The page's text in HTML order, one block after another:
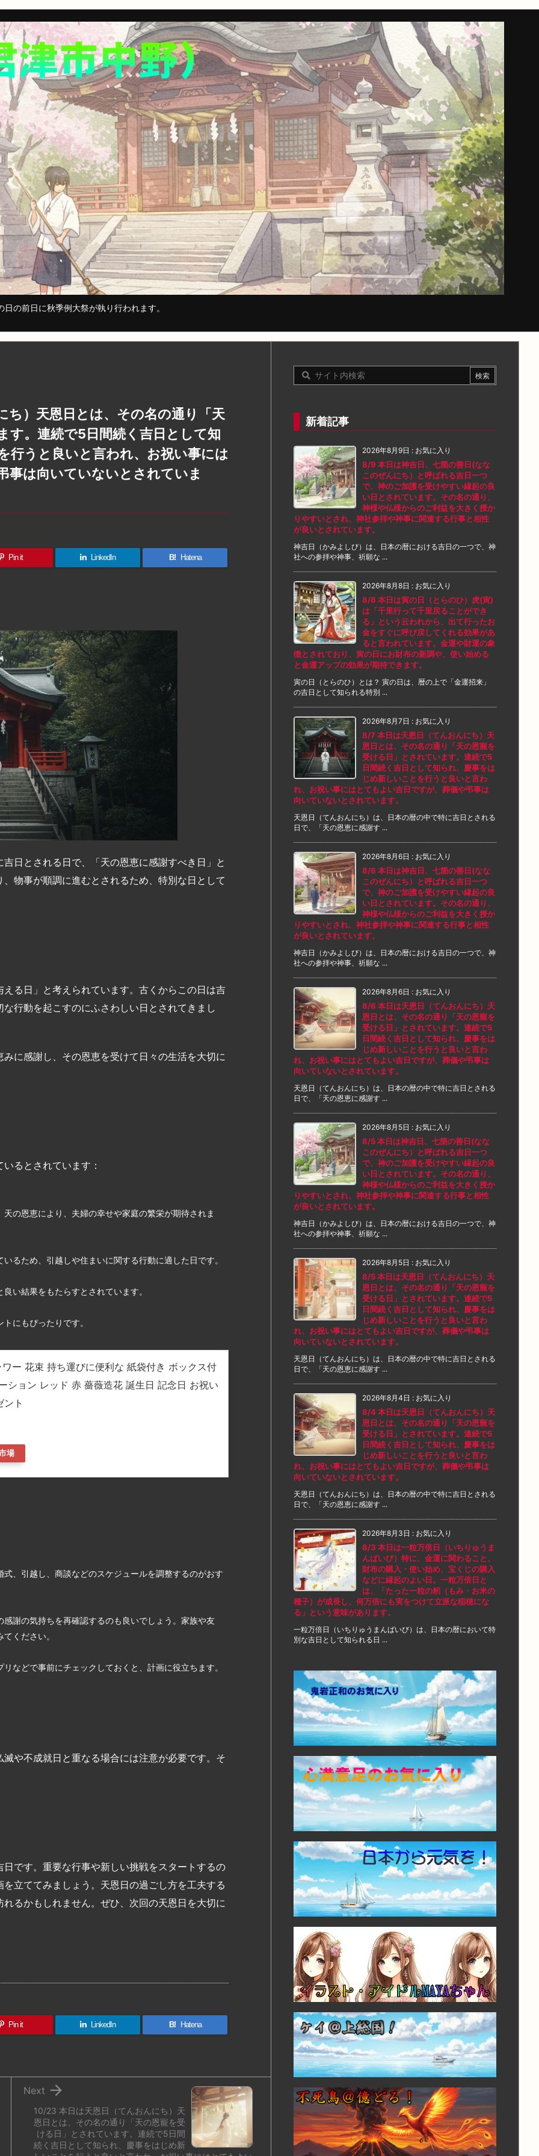
の前日に秋季例大祭が執り行われます。
）天恩日とは、その名の通り「天
す。連続で5日間続く吉日として知
行うと良いと言われ、お祝い事には
事は向いていないとされていま
Pin it LinkedIn B! Hatena
日とされる日で、「天の恩恵に感謝すべき日」と
物事が順調に進むとされるため、特別な日として
る日」と考えられています。古くからこの日は吉
行動を起こすのにふさわしい日とされてきまし
に感謝し、その恩恵を受けて日々の生活を大切に
るとされています：
の恩恵により、夫婦の幸せや家庭の繁栄が期待されま
るため、引越しや住まいに関する行動に適した日です。
い結果をもたらすとされています。
にもぴったりです。
ー 花束 持ち運びに便利な 紙袋付き ボックス付
ション レッド 赤 薔薇造花 誕生日 記念日 お祝い
ト
場
、引越し、商談などのスケジュールを調整するのがおす
感謝の気持ちを再確認するのも良いでしょう。家族や友
ください。
などで事前にチェックしておくと、計画に役立ちます。
や不成就日と重なる場合には注意が必要です。そ
です。重要な行事や新しい挑戦をスタートするの
立ててみましょう。天恩日の過ごし方を工夫する
るかもしれません。ぜひ、次回の天恩日を大切に
Pin it LinkedIn B! Hatena
10/23 本日は天恩日（てんおんにち）天
恩日とは、その名の通り「天の恩寵を受
ける日」とされています。連続で5日間
続く吉日として知られ、慶事をはじめ新

Next
新着記事
2026年8月9日 : お気に入り
8/9 本日は神吉日、七箇の善日(なな
このぜんにち）と呼ばれる吉日一つ
で、神のご加護を受けやすい縁起の良
い日とされています。その名の通り、
神様や仏様からのご利益を大きく授か
りやすいとされ、神社参拝や神事に関連する行事と相性
が良いとされています。
神吉日（かみよしび）は、日本の暦における吉日の一つで、神
社への参拝や神事、祈願な ...
2026年8月8日 : お気に入り
8/8 本日は寅の日（とらのひ）虎(寅)
は「千里行って千里戻ることができ
る」という云われから、出て行ったお
金をすぐに呼び戻してくれる効果があ
ると言われています。金運や財運の象
徴とされており、寅の日にお財布の新調や、使い始める
と金運アップの効果が期待できます。
寅の日（とらのひ）とは？ 寅の日は、暦の上で「金運招来」
の吉日として知られる特別 ...
2026年8月7日 : お気に入り
8/7 本日は天恩日（てんおんにち）天
恩日とは、その名の通り「天の恩寵を
受ける日」とされています。連続で5
日間続く吉日として知られ、慶事をは
じめ新しいことを行うと良いと言わ
れ、お祝い事にはとてもよい吉日ですが、葬儀や弔事は
向いていないとされています。
天恩日（てんおんにち）は、日本の暦の中で特に吉日とされる
日で、「天の恩恵に感謝す ...
2026年8月6日 : お気に入り
8/6 本日は神吉日、七箇の善日(なな
このぜんにち）と呼ばれる吉日一つ
で、神のご加護を受けやすい縁起の良
い日とされています。その名の通り、
神様や仏様からのご利益を大きく授か
りやすいとされ、神社参拝や神事に関連する行事と相性
が良いとされています。
神吉日（かみよしび）は、日本の暦における吉日の一つで、神
社への参拝や神事、祈願な ...
2026年8月6日 : お気に入り
8/6 本日は天恩日（てんおんにち）天
恩日とは、その名の通り「天の恩寵を
受ける日」とされています。連続で5
日間続く吉日として知られ、慶事をは
じめ新しいことを行うと良いと言わ
れ、お祝い事にはとてもよい吉日ですが、葬儀や弔事は
向いていないとされています。
天恩日（てんおんにち）は、日本の暦の中で特に吉日とされる
日で、「天の恩恵に感謝す ...
2026年8月5日 : お気に入り
8/5 本日は神吉日、七箇の善日(なな
このぜんにち）と呼ばれる吉日一つ
で、神のご加護を受けやすい縁起の良
い日とされています。その名の通り、
神様や仏様からのご利益を大きく授か
りやすいとされ、神社参拝や神事に関連する行事と相性
が良いとされています。
神吉日（かみよしび）は、日本の暦における吉日の一つで、神
社への参拝や神事、祈願な ...
2026年8月5日 : お気に入り
8/5 本日は天恩日（てんおんにち）天
恩日とは、その名の通り「天の恩寵を
受ける日」とされています。連続で5
日間続く吉日として知られ、慶事をは
じめ新しいことを行うと良いと言わ
れ、お祝い事にはとてもよい吉日ですが、葬儀や弔事は
向いていないとされています。
天恩日（てんおんにち）は、日本の暦の中で特に吉日とされる
日で、「天の恩恵に感謝す ...
2026年8月4日 : お気に入り
8/4 本日は天恩日（てんおんにち）天
恩日とは、その名の通り「天の恩寵を
受ける日」とされています。連続で5
日間続く吉日として知られ、慶事をは
じめ新しいことを行うと良いと言わ
れ、お祝い事にはとてもよい吉日ですが、葬儀や弔事は
向いていないとされています。
天恩日（てんおんにち）は、日本の暦の中で特に吉日とされる
日で、「天の恩恵に感謝す ...
2026年8月3日 : お気に入り
8/3 本日は一粒万倍日（いちりゅうま
んばいび）特に、金運に関わること、
財布の購入・使い始め、宝くじの購入
などに縁起のよい日。一粒万倍日と
は、「たった一粒の籾（もみ・お米の
種子）が成長し、何万倍にも実をつけて立派な稲穂にな
る」という意味があります。
一粒万倍日（いちりゅうまんばいび）は、日本の暦において特
別な吉日として知られる日 ...